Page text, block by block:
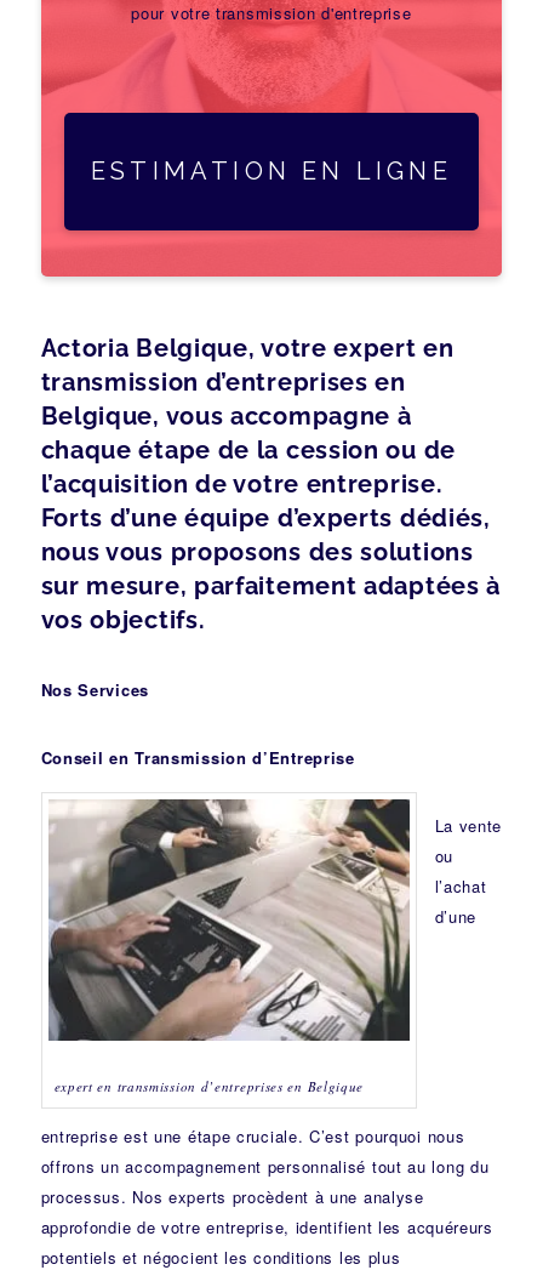
pour votre transmission d'entreprise
ESTIMATION EN LIGNE
Actoria Belgique, votre expert en
transmission d’entreprises en
Belgique, vous accompagne à
chaque étape de la cession ou de
l’acquisition de votre entreprise.
Forts d’une équipe d’experts dédiés,
nous vous proposons des solutions
sur mesure, parfaitement adaptées à
vos objectifs.
Nos Services
Conseil en Transmission d’Entreprise
expert en transmission d’entreprises en Belgique
La vente
ou
l’achat
d’une
entreprise est une étape cruciale. C’est pourquoi nous
offrons un accompagnement personnalisé tout au long du
processus. Nos experts procèdent à une analyse
approfondie de votre entreprise, identifient les acquéreurs
potentiels et négocient les conditions les plus